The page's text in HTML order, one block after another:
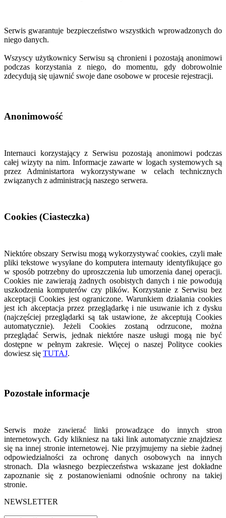
Serwis gwarantuje bezpieczeństwo wszystkich wprowadzonych do
niego danych.
Wszyscy użytkownicy Serwisu są chronieni i pozostają anonimowi
podczas korzystania z niego, do momentu, gdy dobrowolnie
zdecydują się ujawnić swoje dane osobowe w procesie rejestracji.
Anonimowość
Internauci korzystający z Serwisu pozostają anonimowi podczas
całej wizyty na nim. Informacje zawarte w logach systemowych są
przez Administartora wykorzystywane w celach technicznych
związanych z administracją naszego serwera.
Cookies (Ciasteczka)
Niektóre obszary Serwisu mogą wykorzystywać cookies, czyli małe
pliki tekstowe wysyłane do komputera internauty identyfikujące go
w sposób potrzebny do uproszczenia lub umorzenia danej operacji.
Cookies nie zawierają żadnych osobistych danych i nie powodują
uszkodzenia komputerów czy plików. Korzystanie z Serwisu bez
akceptacji Cookies jest ograniczone. Warunkiem działania cookies
jest ich akceptacja przez przeglądarkę i nie usuwanie ich z dysku
(najczęściej przeglądarki są tak ustawione, że akceptują Cookies
automatycznie). Jeżeli Cookies zostaną odrzucone, można
przeglądać Serwis, jednak niektóre nasze usługi mogą nie być
dostępne w pełnym zakresie. Więcej o naszej Polityce cookies
dowiesz się TUTAJ.
Pozostałe informacje
Serwis może zawierać linki prowadzące do innych stron
internetowych. Gdy klikniesz na taki link automatycznie znajdziesz
się na innej stronie internetowej. Nie przyjmujemy na siebie żadnej
odpowiedzialności za ochronę danych osobowych na innych
stronach. Dla własnego bezpieczeństwa wskazane jest dokładne
zapoznanie się z postanowieniami odnośnie ochrony na takiej
stronie.
NEWSLETTER